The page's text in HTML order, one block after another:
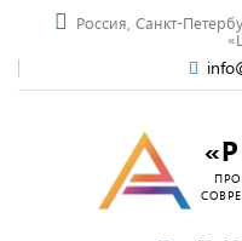
Россия, Санкт-